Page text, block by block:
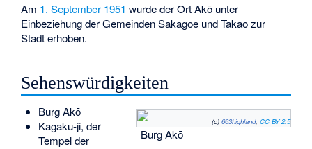
Am 1. September 1951 wurde der Ort Akō unter
Einbeziehung der Gemeinden Sakagoe und Takao zur
Stadt erhoben.
Sehenswürdigkeiten
(c) 663highland, CC BY 2.5
Burg Akō
Burg Akō
Kagaku-ji, der
Tempel der